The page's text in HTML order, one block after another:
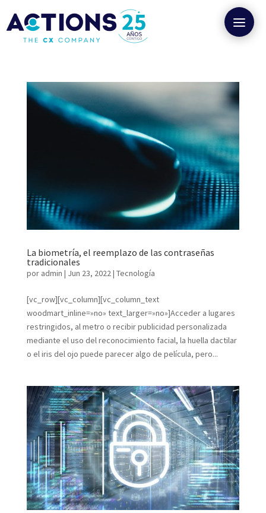
La biometría, el reemplazo de las contraseñas
tradicionales
por admin | Jun 23, 2022| Tecnología
[vc_row][vc_column][vc_column_text
woodmart_inline=»no» text_larger=»no»]Acceder a lugares
restringidos, al metro o recibir publicidad personalizada
mediante el uso del reconocimiento facial, la huella dactilar
o el iris del ojo puede parecer algo de película, pero...